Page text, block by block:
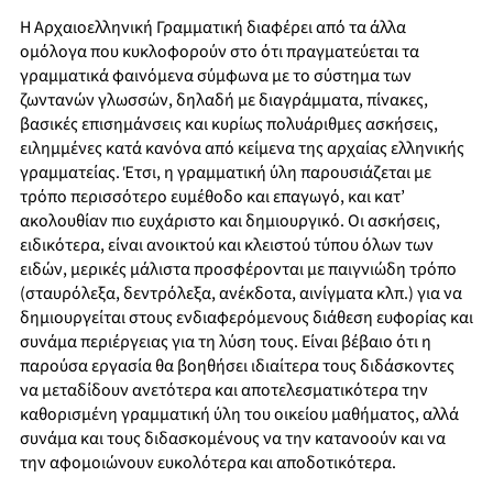
Η Αρχαιοελληνική Γραμματική διαφέρει από τα άλλα
ομόλογα που κυκλοφορούν στο ότι πραγματεύεται τα
γραμματικά φαινόμενα σύμφωνα με το σύστημα των
ζωντανών γλωσσών, δηλαδή με διαγράμματα, πίνακες,
βασικές επισημάνσεις και κυρίως πολυάριθμες ασκήσεις,
ειλημμένες κατά κανόνα από κείμενα της αρχαίας ελληνικής
γραμματείας. Έτσι, η γραμματική ύλη παρουσιάζεται με
τρόπο περισσότερο ευμέθοδο και επαγωγό, και κατ’
ακολουθίαν πιο ευχάριστο και δημιουργικό. Οι ασκήσεις,
ειδικότερα, είναι ανοικτού και κλειστού τύπου όλων των
ειδών, μερικές μάλιστα προσφέρονται με παιγνιώδη τρόπο
(σταυρόλεξα, δεντρόλεξα, ανέκδοτα, αινίγματα κλπ.) για να
δημιουργείται στους ενδιαφερόμενους διάθεση ευφορίας και
συνάμα περιέργειας για τη λύση τους. Είναι βέβαιο ότι η
παρούσα εργασία θα βοηθήσει ιδιαίτερα τους διδάσκοντες
να μεταδίδουν ανετότερα και αποτελεσματικότερα την
καθορισμένη γραμματική ύλη του οικείου μαθήματος, αλλά
συνάμα και τους διδασκομένους να την κατανοούν και να
την αφομοιώνουν ευκολότερα και αποδοτικότερα.